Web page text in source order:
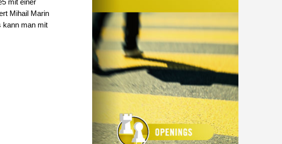
Mihail Marin
kann man mit